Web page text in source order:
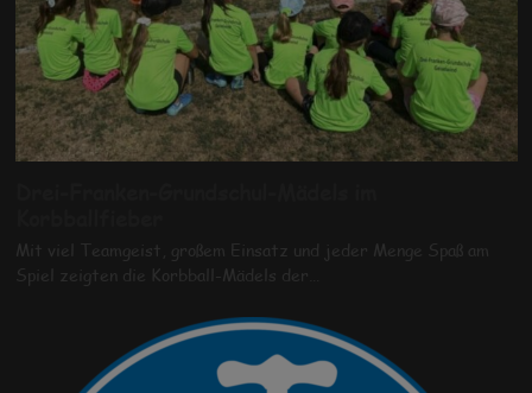
Mit viel Teamgeist, großem Einsatz und jeder Menge Spaß am
Spiel zeigten die Korbball-Mädels der…